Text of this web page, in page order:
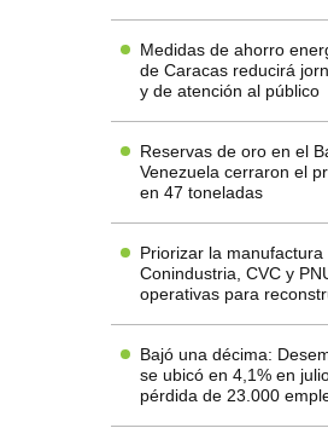
Medidas de ahorro
de Caracas reducirá
y de atención al público
Reservas de oro en el
Venezuela cerraron el
en 47 toneladas
Priorizar la manufactura
Conindustria, CVC y
operativas para
Bajó una décima:
se ubicó en 4,1% en
pérdida de 23.000